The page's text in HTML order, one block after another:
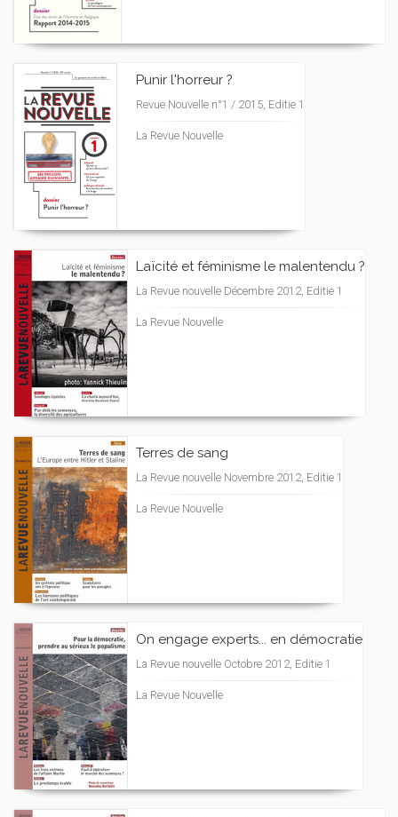
Punir l'horreur ?
Revue Nouvelle n°1 / 2015, Editie 1
La Revue Nouvelle
Laïcité et féminisme le malentendu ?
La Revue nouvelle Décembre 2012, Editie 1
La Revue Nouvelle
Terres de sang
La Revue nouvelle Novembre 2012, Editie 1
La Revue Nouvelle
On engage experts... en démocratie
La Revue nouvelle Octobre 2012, Editie 1
La Revue Nouvelle